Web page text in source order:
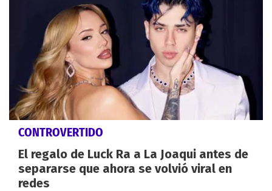
CONTROVERTIDO
El regalo de Luck Ra a La Joaqui antes de
separarse que ahora se volvió viral en
redes